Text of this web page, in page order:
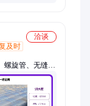
洽谈
及时
螺旋管、无缝